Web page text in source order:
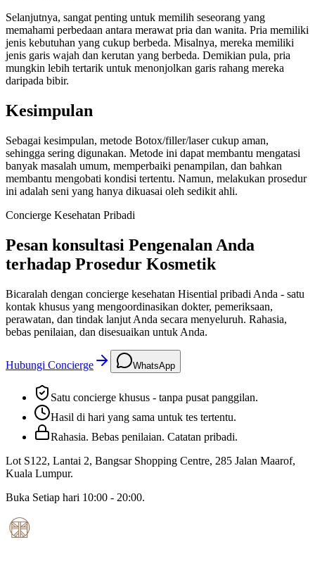
Selanjutnya, sangat penting untuk memilih seseorang yang
memahami perbedaan antara merawat pria dan wanita. Pria memiliki
jenis kebutuhan yang cukup berbeda. Misalnya, mereka memiliki
jenis garis wajah dan kerutan yang berbeda. Demikian pula, pria
mungkin lebih tertarik untuk menonjolkan garis rahang mereka
daripada bibir.
Kesimpulan
Sebagai kesimpulan, metode Botox/filler/laser cukup aman,
sehingga sering digunakan. Metode ini dapat membantu mengatasi
banyak masalah umum, memperbaiki penampilan, dan bahkan
membantu mengobati kondisi tertentu. Namun, melakukan prosedur
ini adalah seni yang hanya dikuasai oleh sedikit ahli.
Concierge Kesehatan Pribadi
Pesan konsultasi Pengenalan Anda
terhadap Prosedur Kosmetik
Bicaralah dengan concierge kesehatan Hisential pribadi Anda - satu
kontak khusus yang mengoordinasikan dokter, pemeriksaan,
perawatan, dan tindak lanjut Anda secara menyeluruh. Rahasia,
bebas penilaian, dan disesuaikan untuk Anda.
Hubungi Concierge WhatsApp
Satu concierge khusus - tanpa pusat panggilan.
Hasil di hari yang sama untuk tes tertentu.
Rahasia. Bebas penilaian. Catatan pribadi.
Lot S122, Lantai 2, Bangsar Shopping Centre, 285 Jalan Maarof,
Kuala Lumpur.
Buka Setiap hari 10:00 - 20:00.